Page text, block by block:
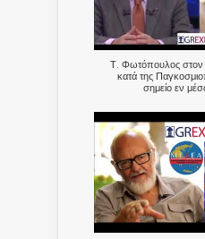
Τ. Φωτόπουλος
κατά της
σημείο εν